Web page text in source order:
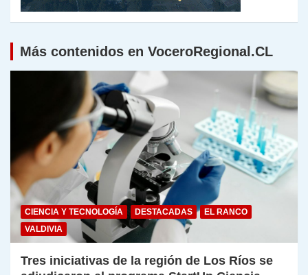
Más contenidos en VoceroRegional.CL
CIENCIA Y TECNOLOGÍA DESTACADAS
EL RANCO
VALDIVIA
Tres iniciativas de la región de Los Ríos se